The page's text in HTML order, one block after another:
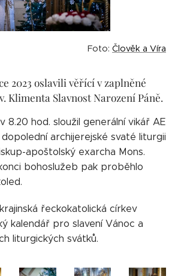
Foto: Člověk a Víra
2023 oslavili věřící v zaplněné
Klimenta Slavnost Narození Páně.
8.20 hod. sloužil generální vikář AE
archijerejské svaté liturgii
apoštolský exarcha Mons.
bohoslužeb pak proběhlo
řeckokatolická církev
kalendář pro slavení Vánoc a
liturgických svátků.